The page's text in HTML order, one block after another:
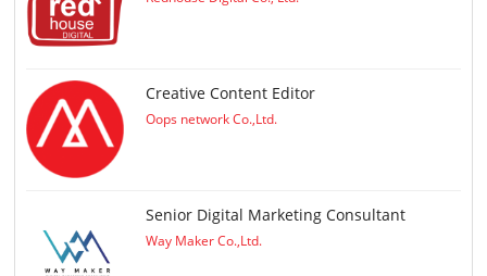
Creative Content Editor
Oops network Co.,Ltd.
Senior Digital Marketing Consultant
Way Maker Co.,Ltd.